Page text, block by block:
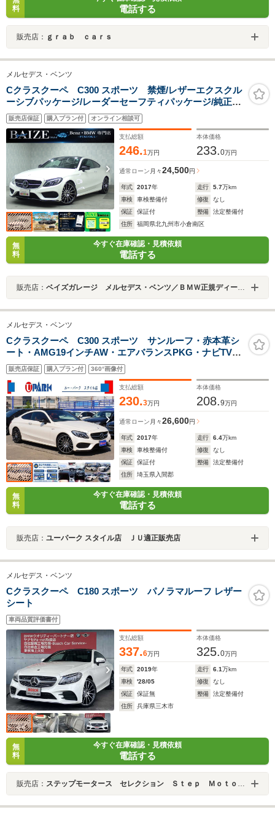
料
電話する
販売店： ｇｒａｂ ｃａｒｓ
メルセデス・ベンツ
Cクラスクーペ C300 スポーツ 禁煙/レザーエクスクル
ーシブパッケージ/レーダーセーフティパッケージ/純正
HDDナビ/Bluetooth/バックカメラ/アダプティブクルーズ
コントロール/ブラインドスポットモニター/ETC
販売店保証 購入プラン付 オンライン相談可
支払総額
246.1万円
本体価格
233.0万円
通常ローン 月々24,500円
年式 2017年 走行 5.7万km
車検
車検整備付 修復
なし
保証
保証付 整備
法定整備付
住所
福岡県北九州市小倉南区
無
料
今すぐ在庫確認・見積依頼
電話する
販売店： ベイズガレージ メルセデス・ベンツ／ＢＭＷ正規ディーラー車専門店
メルセデス・ベンツ
Cクラスクーペ C300 スポーツ サンルーフ・赤本革シ
ート・AMG19インチAW・エアバランスPKG・ナビTV・
バックカメラ・Bluetooth・キーレスゴー・パワートラン
ク・LEDライト・HUD・ETC・コーナーセンサー・USB
販売店保証 購入プラン付 360°画像付
支払総額
230.3万円
本体価格
208.9万円
通常ローン 月々26,600円
年式 2017年 走行 6.4万km
車検
車検整備付 修復
なし
保証
保証付 整備
法定整備付
住所
埼玉県入間郡
無
料
今すぐ在庫確認・見積依頼
電話する
販売店： ユーパーク スタイル店 ＪＵ適正販売店
メルセデス・ベンツ
Cクラスクーペ C180 スポーツ パノラマルーフ レザー
シート
車両品質評価書付
支払総額
337.6万円
本体価格
325.0万円
年式 2019年 走行 6.1万km
車検
'28/05 修復
なし
保証
保証無 整備
法定整備付
住所
兵庫県三木市
無
料
今すぐ在庫確認・見積依頼
電話する
販売店： ステップモータース セレクション Ｓｔｅｐ Ｍｏｔｏｒｓ ｓｅｌｅｃｔｉｏｎ